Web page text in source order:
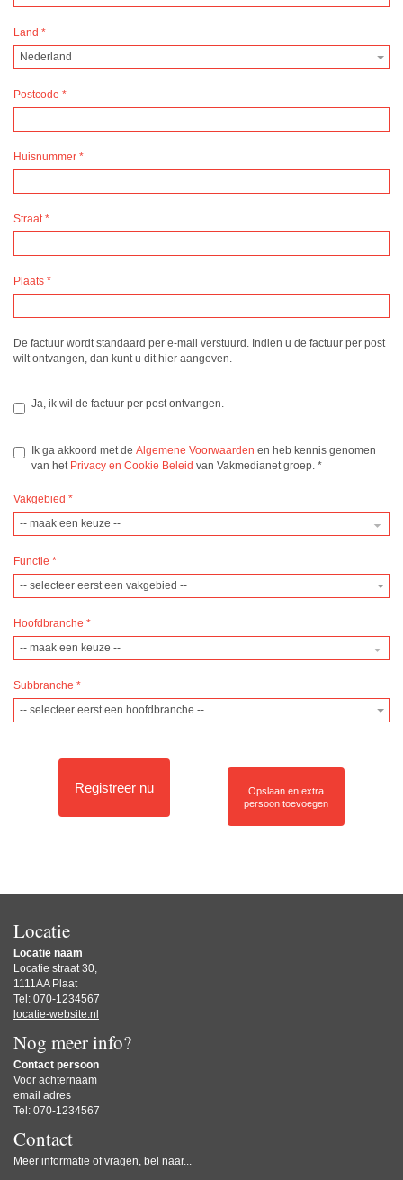
Land *
Nederland
Postcode *
Huisnummer *
Straat*
Plaats *
De factuur wordt standaard per e-mail verstuurd. Indien u de factuur per post
wilt ontvangen, dan kunt u dit hier aangeven.
Ja, ik wil de factuur per post ontvangen.
Ik ga akkoord met de Algemene Voorwaarden en heb kennis genomen
van het Privacy en Cookie Beleid van Vakmedianet groep. *
Vakgebied *
Functie *
-- selecteer eerst een vakgebied --
Hoofdbranche *
Subbranche *
-- selecteer eerst een hoofdbranche --
Registreer nu
Opslaan en extra
persoon toevoegen
Locatie
Locatie naam
Locatie straat 30,
1111AA Plaat
Tel: 070-1234567
locatie-website.nl
Nog meer info?
Contact persoon
Voor achternaam
email adres
Tel: 070-1234567
Contact
Meer informatie of vragen, bel naar...